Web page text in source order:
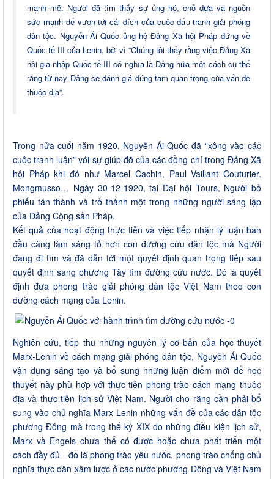
mạnh mẽ. Người đã tìm thấy sự ủng hộ, chỗ dựa và nguồn
sức mạnh để vươn tới cái đích của cuộc đấu tranh giải phóng
dân tộc. Nguyễn Ái Quốc ủng hộ Đảng Xã hội Pháp đứng về
Quốc tế III của Lenin, bởi vì “Chúng tôi thấy rằng việc Đảng Xã
hội gia nhập Quốc tế III có nghĩa là Đảng hứa một cách cụ thể
rằng từ nay Đảng sẽ đánh giá đúng tầm quan trọng của vấn đề
thuộc địa”.
Trong nửa cuối năm 1920, Nguyễn Ái Quốc đã “xông vào các
cuộc tranh luận” với sự giúp đỡ của các đồng chí trong Đảng Xã
hội Pháp khi đó như Marcel Cachin, Paul Vaillant Couturier,
Mongmusso… Ngày 30-12-1920, tại Đại hội Tours, Người bỏ
phiếu tán thành và trở thành một trong những người sáng lập
của Đảng Cộng sản Pháp.
Kết quả của hoạt động thực tiễn và việc tiếp nhận lý luận ban
đầu càng làm sáng tỏ hơn con đường cứu dân tộc mà Người
đang đi tìm và đã dẫn tới một quyết định quan trọng tiếp sau
quyết định sang phương Tây tìm đường cứu nước. Đó là quyết
định đưa phong trào giải phóng dân tộc Việt Nam theo con
đường cách mạng của Lenin.
Nghiên cứu, tiếp thu những nguyên lý cơ bản của học thuyết
Marx-Lenin về cách mạng giải phóng dân tộc, Nguyễn Ái Quốc
vận dụng sáng tạo và bổ sung những luận điểm mới để học
thuyết này phù hợp với thực tiễn phong trào cách mạng thuộc
địa và thực tiễn lịch sử Việt Nam. Người cho rằng cần phải bổ
sung vào chủ nghĩa Marx-Lenin những vấn đề của các dân tộc
phương Đông mà trong thế kỷ XIX do những điều kiện lịch sử,
Marx và Engels chưa thể có được hoặc chưa phát triển một
cách đầy đủ - đó là phong trào yêu nước, phong trào chống chủ
nghĩa thực dân xâm lược ở các nước phương Đông và Việt Nam